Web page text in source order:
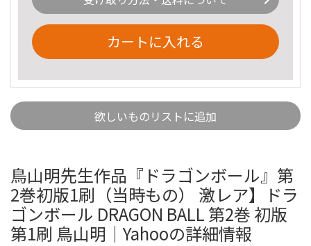
カートに入れる
欲しいものリストに追加
鳥山明先生作品『ドラゴンボール』第
2巻初版1刷（当時もの） 激レア】ドラ
ゴンボール DRAGON BALL 第2巻 初版
第1刷 鳥山明｜Yahooの詳細情報